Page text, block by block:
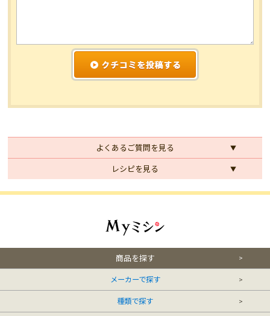
よくあるご質問を見る
レシピを見る
商品を探す
メーカーで探す
種類で探す